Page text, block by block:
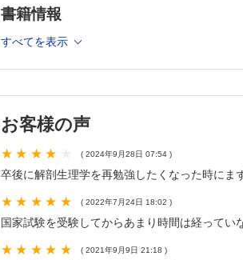
4．慢性腎臓病と高血圧【小竹 徹，冨永直人
第4章 内分泌・代謝
4．高⾎圧・副腎【⼯藤正孝，菅原 明】
第5章 血液
2．凝固/線溶の評価・管理【坪川恒久】
3．血液量の管理【石黒芳紀】
4．輸血【平﨑裕二】
書籍情報
すべてを表示
お客様の声
( 2024年9月28日 07:54 )
卒後に解剖生理学を再勉強したくなった時にま
( 2022年7月24日 18:02 )
国家試験を受験してからあまり時間は経ってい
( 2021年9月9日 21:18 )